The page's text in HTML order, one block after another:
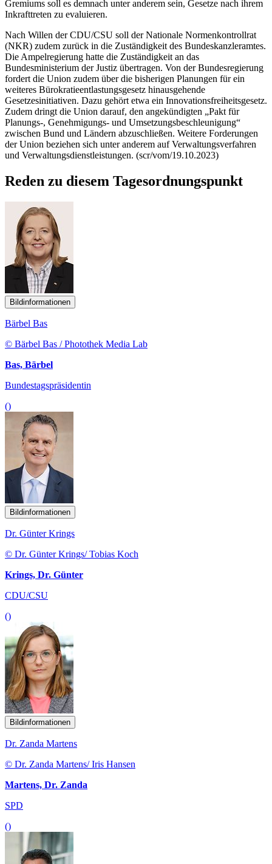
Gremiums soll es demnach unter anderem sein, Gesetze nach ihrem
Inkrafttreten zu evaluieren.
Nach Willen der CDU/CSU soll der Nationale Normenkontrollrat
(NKR) zudem zurück in die Zuständigkeit des Bundeskanzleramtes.
Die Ampelregierung hatte die Zuständigkeit an das
Bundesministerium der Justiz übertragen. Von der Bundesregierung
fordert die Union zudem über die bisherigen Planungen für ein
weiteres Bürokratieentlastungsgesetz hinausgehende
Gesetzesinitiativen. Dazu gehört etwa ein Innovationsfreiheitsgesetz.
Zudem dringt die Union darauf, den angekündigten „Pakt für
Planungs-, Genehmigungs- und Umsetzungsbeschleunigung“
zwischen Bund und Ländern abzuschließen. Weitere Forderungen
der Union beziehen sich unter anderem auf Verwaltungsverfahren
und Verwaltungsdienstleistungen. (scr/vom/19.10.2023)
Reden zu diesem Tagesordnungspunkt
Bildinformationen
Bärbel Bas
© Bärbel Bas / Photothek Media Lab
Bas, Bärbel
Bundestagspräsidentin
()
Bildinformationen
Dr. Günter Krings
© Dr. Günter Krings/ Tobias Koch
Krings, Dr. Günter
CDU/CSU
()
Bildinformationen
Dr. Zanda Martens
© Dr. Zanda Martens/ Iris Hansen
Martens, Dr. Zanda
SPD
()